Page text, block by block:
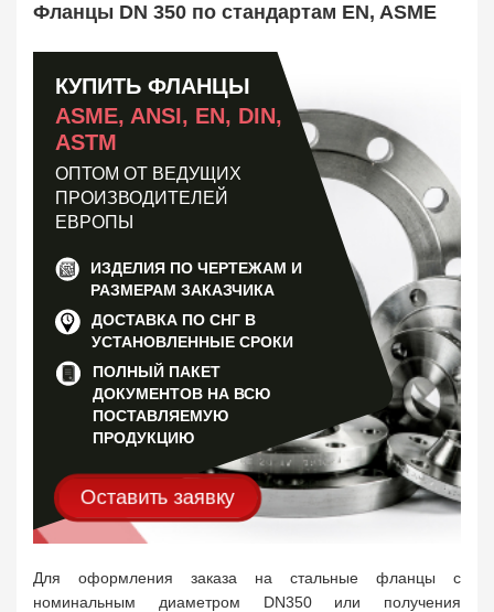
КОФ, ответный 4823
Заказать в 1 клик
Фланцы DN 350 по стандартам EN, ASME
КУПИТЬ ФЛАНЦЫ
ASME, ANSI, EN, DIN,
ASTM
ОПТОМ ОТ ВЕДУЩИХ
ПРОИЗВОДИТЕЛЕЙ
ЕВРОПЫ
ИЗДЕЛИЯ ПО ЧЕРТЕЖАМ И
РАЗМЕРАМ ЗАКАЗЧИКА
ДОСТАВКА ПО СНГ В
УСТАНОВЛЕННЫЕ СРОКИ
ПОЛНЫЙ ПАКЕТ
ДОКУМЕНТОВ НА ВСЮ
ПОСТАВЛЯЕМУЮ
ПРОДУКЦИЮ
Оставить заявку
Для оформления заказа на стальные фланцы с
номинальным диаметром DN350 или получения